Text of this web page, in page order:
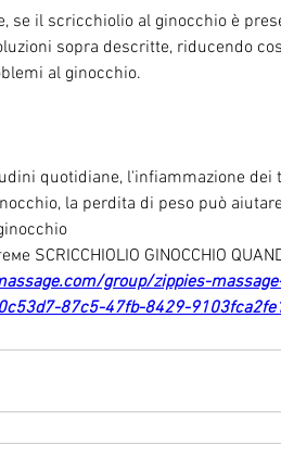
se il scricchiolio al ginocchio è
sopra descritte, riducendo
al ginocchio.
quotidiane, l'infiammazione dei
la perdita di peso può
SCRICCHIOLIO GINOCCHIO
group/zippies-
87c5-47fb-8429-